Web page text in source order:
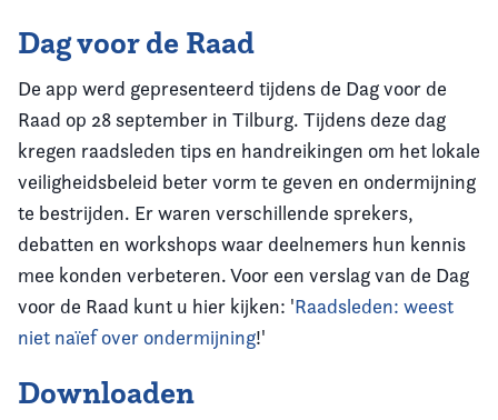
Dag voor de Raad
De app werd gepresenteerd tijdens de Dag voor de
Raad op 28 september in Tilburg. Tijdens deze dag
kregen raadsleden tips en handreikingen om het lokale
veiligheidsbeleid beter vorm te geven en ondermijning
te bestrijden. Er waren verschillende sprekers,
debatten en workshops waar deelnemers hun kennis
mee konden verbeteren. Voor een verslag van de Dag
voor de Raad kunt u hier kijken: 'Raadsleden: weest
niet naïef over ondermijning!'
Downloaden